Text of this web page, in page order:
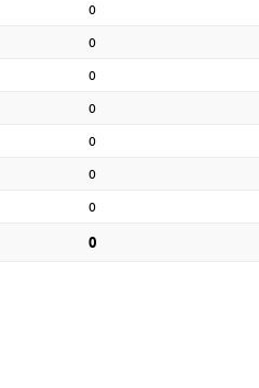
0
0
0
0
0
0
0
0